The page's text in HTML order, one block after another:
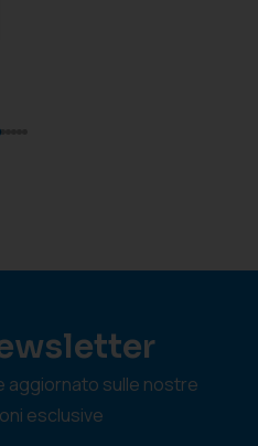
aggiornato sulle nostre
esclusive